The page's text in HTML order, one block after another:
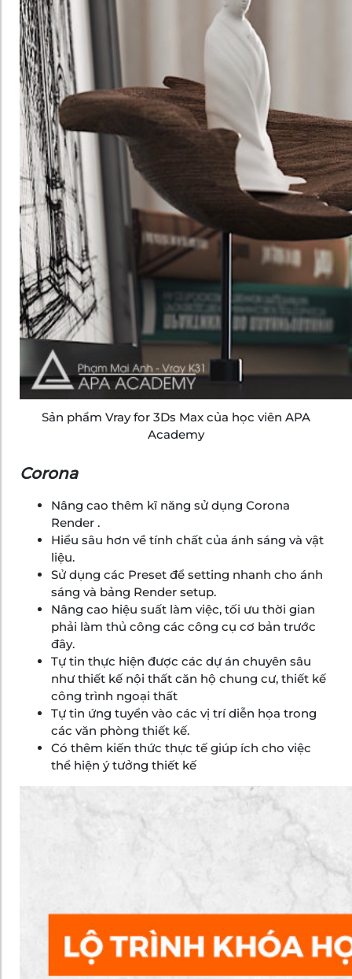
Sản phẩm Vray for 3Ds Max của học viên APA
Academy
Corona
Nâng cao thêm kĩ năng sử dụng Corona
Render .
Hiểu sâu hơn về tính chất của ánh sáng và vật
liệu.
Sử dụng các Preset để setting nhanh cho ánh
sáng và bảng Render setup.
Nâng cao hiệu suất làm việc, tối ưu thời gian
phải làm thủ công các công cụ cơ bản trước
đây.
Tự tin thực hiện được các dự án chuyên sâu
như thiết kế nội thất căn hộ chung cư, thiết kế
công trình ngoại thất
Tự tin ứng tuyển vào các vị trí diễn họa trong
các văn phòng thiết kế.
Có thêm kiến thức thực tế giúp ích cho việc
thể hiện ý tưởng thiết kế